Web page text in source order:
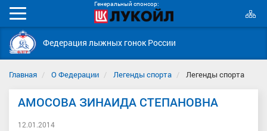
Генеральный спонсор:
Мобильное
меню
Федерация лыжных гонок России
Главная О Федерации Легенды спорта Легенды спорта
АМОСОВА ЗИНАИДА СТЕПАНОВНА
12.01.2014